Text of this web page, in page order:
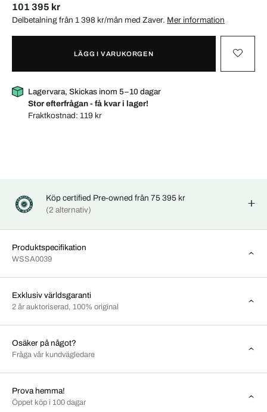
101 395 kr
Delbetalning från 1 398 kr/mån med Zaver. Mer information
LÄGG I VARUKORGEN
Lagervara, Skickas inom 5–10 dagar
Stor efterfrågan - få kvar i lager!
Fraktkostnad: 119 kr
Köp certified Pre-owned från 75 395 kr
(2 alternativ)
Produktspecifikation
WSSA0039
Exklusiv världsgaranti
2 år auktoriserad, 100% original
Osäker på något?
Fråga vår kundvägledare
Prova hemma!
Öppet köp i 100 dagar